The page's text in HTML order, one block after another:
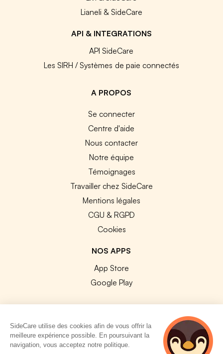
Lianeli & SideCare
API & INTEGRATIONS
API SideCare
Les SIRH / Systèmes de paie connectés
A PROPOS
Se connecter
Centre d'aide
Nous contacter
Notre équipe
Témoignages
Travailler chez SideCare
Mentions légales
CGU & RGPD
Cookies
NOS APPS
App Store
Google Play
© 2026 SideCare. Tous droits réservés.
SideCare utilise des cookies afin de vous offrir la
meilleure expérience possible. En poursuivant la
navigation, vous acceptez notre politique.